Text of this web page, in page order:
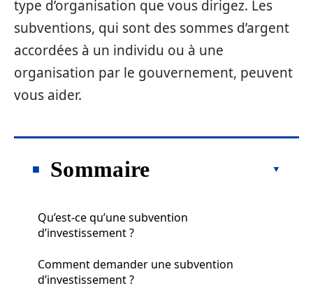
type d’organisation que vous dirigez. Les
subventions, qui sont des sommes d’argent
accordées à un individu ou à une
organisation par le gouvernement, peuvent
vous aider.
Sommaire
Qu’est-ce qu’une subvention
d’investissement ?
Comment demander une subvention
d’investissement ?